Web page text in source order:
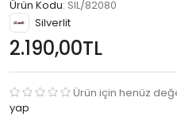
Ürün Kodu: SIL/82080
Silverlit
2.190,00TL
Ürün için henüz
yap